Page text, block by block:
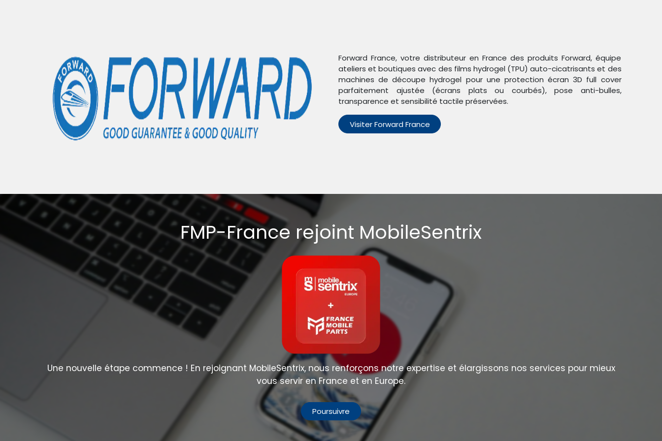
Accueil
Articles OnePlus 11- 0 éléments Trier par : Étiquettes
Forward France, votre distributeur en France des produits Forward, équipe
ateliers et boutiques avec des films hydrogel (TPU) auto-cicatrisants et des
machines de découpe hydrogel pour une protection écran 3D full cover
parfaitement ajustée (écrans plats ou courbés), pose anti-bulles,
transparence et sensibilité tactile préservées.
Visiter Forward France
FMP-France rejoint MobileSentrix
Une nouvelle étape commence ! En rejoignant MobileSentrix, nous renforçons notre expertise et élargissons nos services pour mieux
vous servir en France et en Europe.
Poursuivre